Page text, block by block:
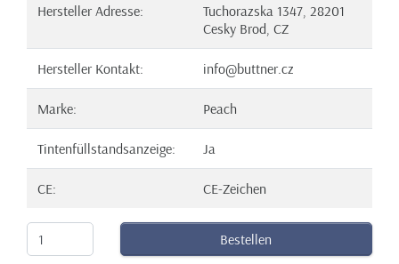
Hersteller Adresse:
Tuchorazska 1347, 28201
Cesky Brod, CZ
Hersteller Kontakt: info@buttner.cz
Marke: Peach
Tintenfüllstandsanzeige: Ja
CE: CE-Zeichen
Bestellen